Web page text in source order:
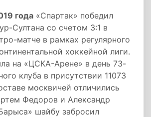
года «Спартак» победил
Султана со счетом 3:1 в
матче в рамках регулярного
хоккейной лиги.
на «ЦСКА-Арене» в день 73-
клуба в присутствии 11073
москвичей отличились
Федоров и Александр
шайбу забросил